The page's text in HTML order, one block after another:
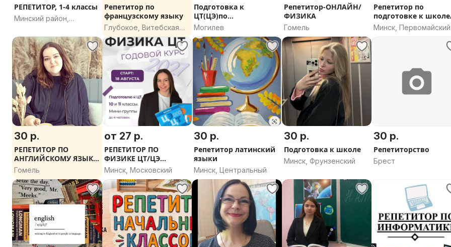
РЕПЕТИТОР, 1-4 классы
Минский район,
Репетитор по
французскому языку
Глубокое, Витебская
область
Подготовка к
ЦТ(ЦЭ)по
английскому,
Могилев
Репетитор-ОНЛАЙН/
ФИЗИКА
Гомель
Репетитор по
подготовке к
логопед
Минск, Первомайский
30 р.
РЕПЕТИТОР ПО
АНГЛИЙСКОМУ ЯЗЫКУ
(НОВЫЙ УНИВЕРМАГ)
Гомель
от 27 р.
РЕПЕТИТОР ПО
ФИЗИКЕ ЦТ/ЦЭ
ОНЛАЙН
Минск, Московский
30 р.
Репетитор латинский
языки
Минск, Центральный
30 р.
Подготовка к школе
Минск, Фрунзенский
30 р.
Репетиторство
Брест